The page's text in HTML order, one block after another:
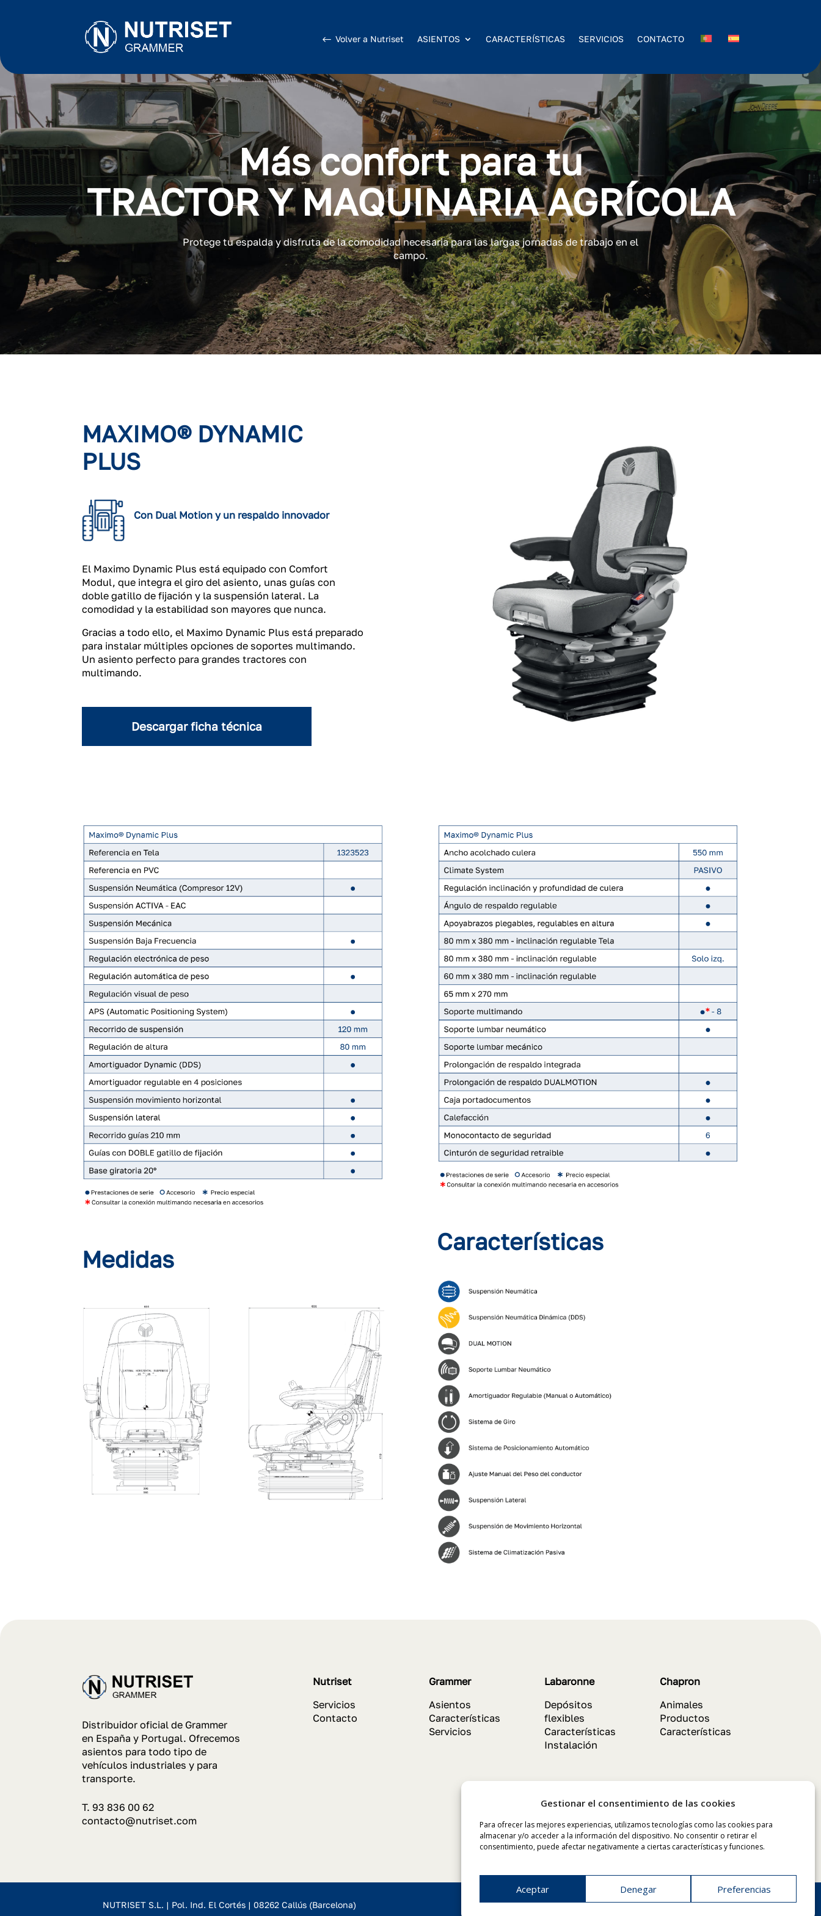
Gestionar el consentimiento de las cookies
Para ofrecer las mejores experiencias, utilizamos tecnologías como las cookies para
almacenar y/o acceder a la información del dispositivo. No consentir o retirar el
consentimiento, puede afectar negativamente a ciertas características y funciones.
Aceptar Denegar Preferencias
Volver a Nutriset ASIENTOS CARACTERÍSTICAS SERVICIOS CONTACTO
Más confort para tu
TRACTOR Y MAQUINARIA AGRÍCOLA
Protege tu espalda y disfruta de la comodidad necesaria para las largas jornadas de trabajo en el
campo.
MAXIMO® DYNAMIC
PLUS
Con Dual Motion y un respaldo innovador
El Maximo Dynamic Plus está equipado con Comfort
Modul, que integra el giro del asiento, unas guías con
doble gatillo de fijación y la suspensión lateral. La
comodidad y la estabilidad son mayores que nunca.
Gracias a todo ello, el Maximo Dynamic Plus está preparado
para instalar múltiples opciones de soportes multimando.
Un asiento perfecto para grandes tractores con
multimando.
Descargar ficha técnica
Medidas
Características
Distribuidor oficial de Grammer
en España y Portugal. Ofrecemos
asientos para todo tipo de
vehículos industriales y para
transporte.
T. 93 836 00 62
contacto@nutriset.com
Nutriset
Servicios
Contacto
Grammer
Asientos
Características
Servicios
Labaronne
Depósitos
flexibles
Características
Instalación
Chapron
Animales
Productos
Características
NUTRISET S.L. | Pol. Ind. El Cortés | 08262 Callús (Barcelona) Avíso Legal–Política de Privacidad–Política de Cookies